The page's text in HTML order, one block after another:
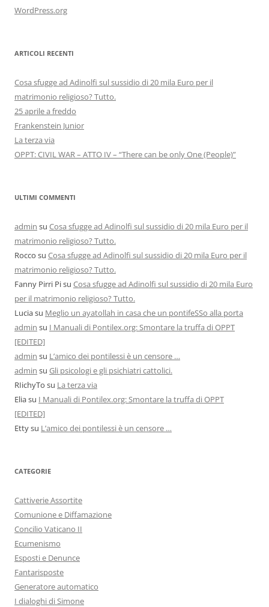
WordPress.org
ARTICOLI RECENTI
Cosa sfugge ad Adinolfi sul sussidio di 20 mila Euro per il
matrimonio religioso? Tutto.
25 aprile a freddo
Frankenstein Junior
La terza via
OPPT: CIVIL WAR – ATTO IV – “There can be only One (People)”
ULTIMI COMMENTI
admin su Cosa sfugge ad Adinolfi sul sussidio di 20 mila Euro per il
matrimonio religioso? Tutto.
Rocco su Cosa sfugge ad Adinolfi sul sussidio di 20 mila Euro per il
matrimonio religioso? Tutto.
Fanny Pirri Pisu Cosa sfugge ad Adinolfi sul sussidio di 20 mila Euro
per il matrimonio religioso? Tutto.
Luciasu Meglio un ayatollah in casa che un pontifeSSo alla porta
admin su I Manuali di Pontilex.org: Smontare la truffa di OPPT
[EDITED]
admin su L’amico dei pontilessi è un censore …
admin su Gli psicologi e gli psichiatri cattolici.
RIichyTo su La terza via
Eliasu I Manuali di Pontilex.org: Smontare la truffa di OPPT
[EDITED]
Ettysu L’amico dei pontilessi è un censore …
CATEGORIE
Cattiverie Assortite
Comunione e Diffamazione
Concilio Vaticano II
Ecumenismo
Esposti e Denunce
Fantarisposte
Generatore automatico
I dialoghi di Simone